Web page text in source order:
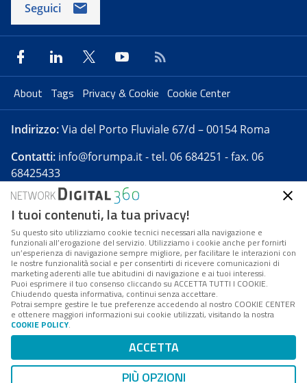
Seguici
About Tags Privacy & Cookie Cookie Center
Indirizzo:Via del Porto Fluviale 67/d – 00154 Roma
Contatti: info@forumpa.it- tel. 06 684251 - fax. 06
68425433
Forumpa.itè una pubblicazione telematica iscritta
presso Registro della stampa del Tribunale di Roma -
Reg. n. 182 del 2 maggio 2008 - Direttore resp. Michela
Stentella
FPA s.r.l. è società soggetta a Direzione e
Coordinamento da parte di Digital360 S.p.A. - FPA s.r.l.
è un'azienda certificata per il sistema di management
Codice Fiscale/Partita IVA n. 10693191008 - R.E.A. Roma
n. 1249791. ISP AWS
Mappa del sito
I tuoi contenuti, la tua privacy!
Su questo sito utilizziamo cookie tecnici necessari alla navigazione e
funzionali all’erogazione del servizio. Utilizziamo i cookie anche per fornirti
un’esperienza di navigazione sempre migliore, per facilitare le interazioni con
le nostre funzionalità social e per consentirti di ricevere comunicazioni di
marketing aderenti alle tue abitudini di navigazione e ai tuoi interessi.
Puoi esprimere il tuo consenso cliccando su ACCETTA TUTTI I COOKIE.
Chiudendo questa informativa, continui senza accettare.
Potrai sempre gestire le tue preferenze accedendo al nostro COOKIE CENTER
e ottenere maggiori informazioni sui cookie utilizzati, visitando la nostra
COOKIE POLICY.
ACCETTA
PIÙ OPZIONI